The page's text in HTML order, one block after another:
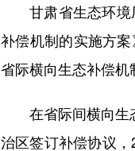
甘肃省生态环境
补偿机制的实施方
省际横向生态补偿机
在省际间横向生态
治区签订补偿协议